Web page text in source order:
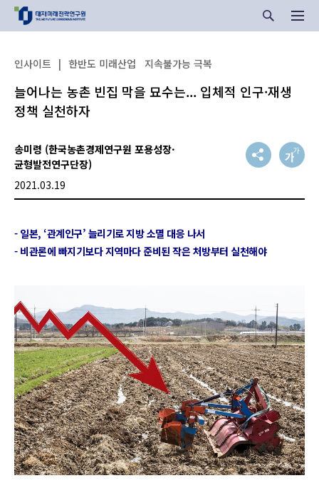
인사이트 | 한반도 미래산업 지속불가능 극복
늘어나는 농촌 빈집 막을 묘수는... 입체적 인구·재생
정책 실천하자
송미령 (한국농촌경제연구원 포용성장·
균형발전연구단장)
2021.03.19
- 일본, ‘관계인구’ 늘리기로 지방 소멸 대응 나서
- 비관론에 빠지기보다 지역마다 준비된 작은 처방부터 실천해야